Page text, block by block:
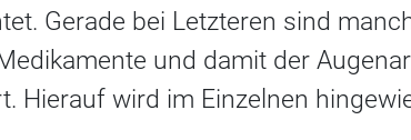
Gerade bei Letzteren sind
und damit der
Hierauf wird im Einzelnen